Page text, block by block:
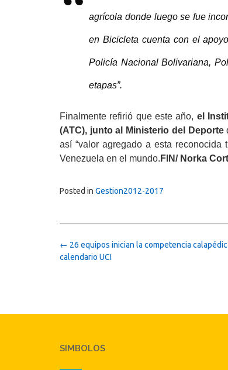
agrícola donde luego se fue
en Bicicleta cuenta con el
Policía Nacional Bolivariana,
etapas”.
Finalmente refirió que este año, el
(ATC), junto al Ministerio del Deporte
así “valor agregado a esta
Venezuela en el mundo. FIN/ Norka
Posted in Gestion2012-2017
Post
navigation
← 26 equipos inician la competencia
calendario UCI
SIMBOLOS